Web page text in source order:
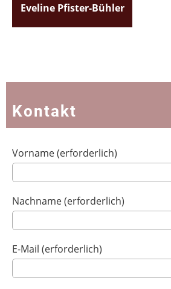
Eveline Pfister-Bühler
Kontakt
Vorname (erforderlich)
Nachname (erforderlich)
E-Mail (erforderlich)